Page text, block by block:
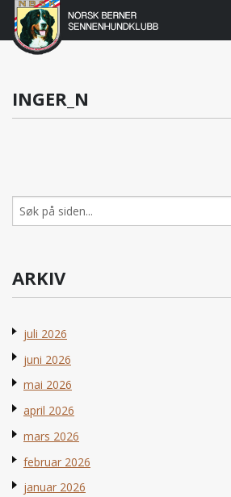
Gå
Norsk
Berner
Sennenhundklubb
INGER_N
Søk
etter:
ARKIV
juli 2026
juni 2026
mai 2026
april 2026
mars 2026
februar 2026
januar 2026